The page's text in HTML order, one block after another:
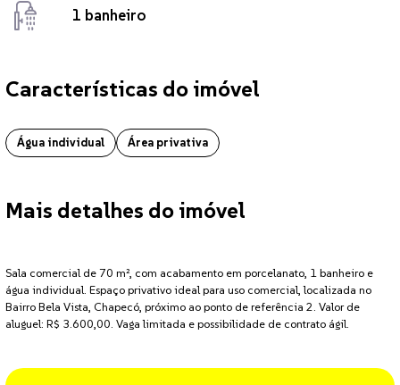
1 banheiro
Sala Comercial localizado no bairro Bela Vista em Chapecó. O
Características do imóvel
Água individual Área privativa
Mais detalhes do imóvel
Sala comercial de 70 m², com acabamento em porcelanato, 1 banheiro e
água individual. Espaço privativo ideal para uso comercial, localizada no
Bairro Bela Vista, Chapecó, próximo ao ponto de referência 2. Valor de
aluguel: R$ 3.600,00. Vaga limitada e possibilidade de contrato ágil.